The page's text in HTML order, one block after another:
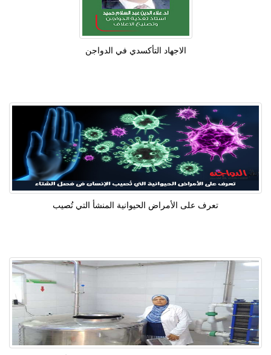
الاجهاد التأكسدي في الدواجن
تعرف على الأمراض الحيوانية المنشأ التي تُصيب